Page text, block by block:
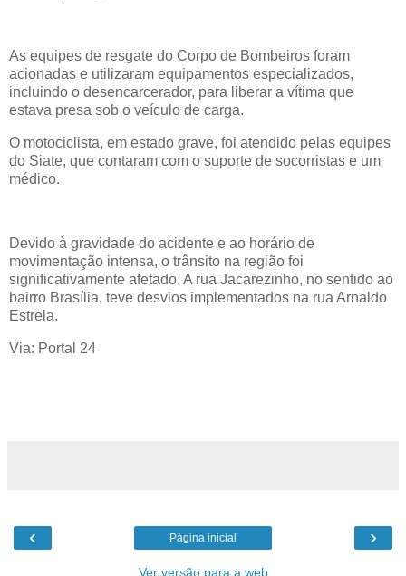
As equipes de resgate do Corpo de Bombeiros foram
acionadas e utilizaram equipamentos especializados,
incluindo o desencarcerador, para liberar a vítima que
estava presa sob o veículo de carga.
O motociclista, em estado grave, foi atendido pelas equipes
do Siate, que contaram com o suporte de socorristas e um
médico.
Devido à gravidade do acidente e ao horário de
movimentação intensa, o trânsito na região foi
significativamente afetado. A rua Jacarezinho, no sentido ao
bairro Brasília, teve desvios implementados na rua Arnaldo
Estrela.
Via: Portal 24
‹ ›
Página inicial
Ver versão para a web